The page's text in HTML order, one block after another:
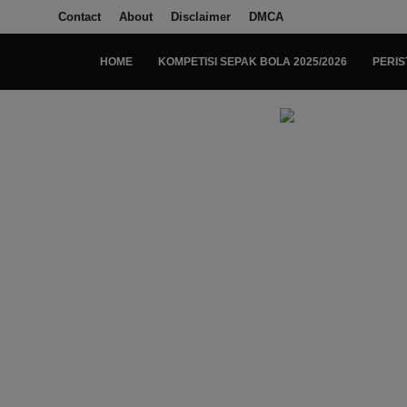
Contact About Disclaimer DMCA
HOME KOMPETISI SEPAK BOLA 2025/2026